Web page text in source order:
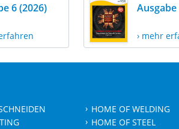
6 (2026) Ausgabe
› mehr
HOME OF WELDING
HOME OF STEEL